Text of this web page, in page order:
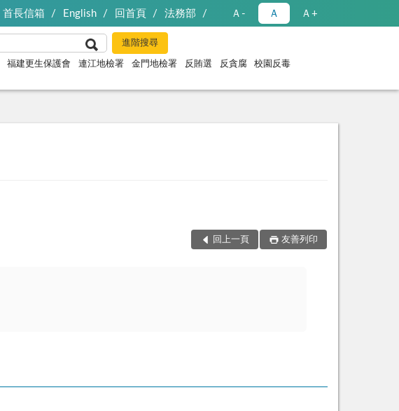
首長信箱 English 回首頁 法務部 Ａ- Ａ Ａ+
福建更生保護會 連江地檢署 金門地檢署 反賄選 反貪腐
校園反毒
回上一頁 友善列印